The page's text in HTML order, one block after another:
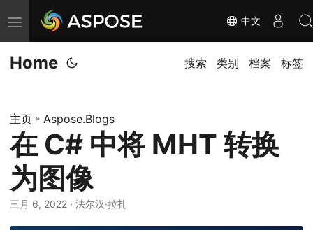
切
换
导
中文
Home 搜索 类别 档案 标签
主页 » Aspose.Blogs
在 C# 中将 MHT 转换
为图像
三月 6, 2022 · 法尔汉·拉扎